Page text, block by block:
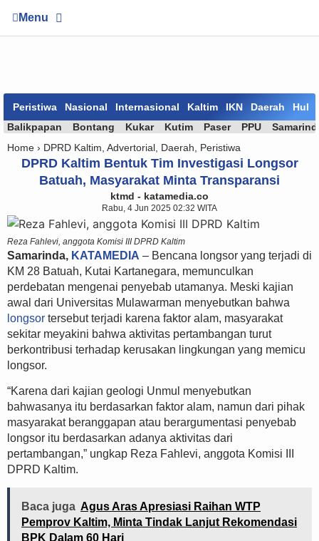
Menu
Peristiwa Nasional Internasional Kaltim IKN Daerah
Balikpapan
Bontang Kukar Kutim Paser PPU
Home › DPRD Kaltim Advertorial Daerah Peristiwa
DPRD Kaltim Bentuk Tim Investigasi Longsor
Batuah, Masyarakat Minta Transparansi
ktmd - katamedia.co
Rabu, 4 Jun 2025 02:32 WITA
Reza Fahlevi, anggota Komisi III DPRD Kaltim
Samarinda, KATAMEDIA – Bencana longsor yang terjadi di
KM 28 Batuah, Kutai Kartanegara, memunculkan
perdebatan mengenai penyebab utamanya. Meski kajian
awal dari Universitas Mulawarman menyebutkan bahwa
longsor tersebut terjadi karena faktor alam, masyarakat
sekitar meyakini bahwa aktivitas pertambangan turut
berkontribusi terhadap kerusakan lingkungan yang memicu
longsor.
“Karena dari kajian geologi Unmul menyebutkan
bahwasanya itu berdasarkan faktor alam, namun dari pihak
masyarakat beranggapan atau berargumentasi penyebab
longsor itu berdasarkan adanya aktivitas dari
pertambangan,” ungkap Reza Fahlevi, anggota Komisi III
DPRD Kaltim.
Baca juga Agus Aras Apresiasi Raihan WTP
Pemprov Kaltim, Minta Tindak Lanjut Rekomendasi
BPK Dalam 60 Hari